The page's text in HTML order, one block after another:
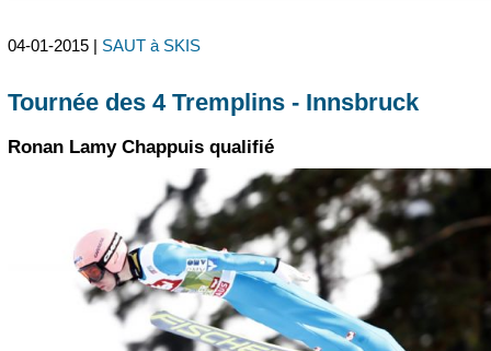
04-01-2015 | SAUT à SKIS
Tournée des 4 Tremplins - Innsbruck
Ronan Lamy Chappuis qualifié